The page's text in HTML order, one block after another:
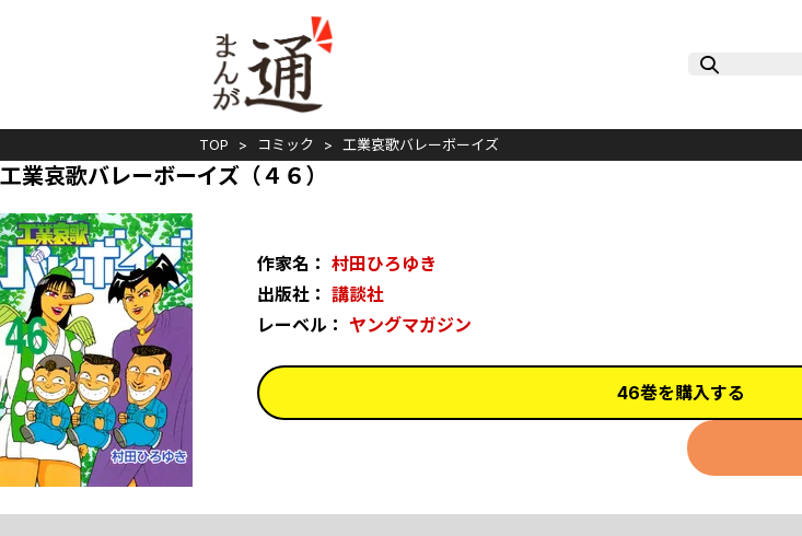
TOP コミック 工業哀歌バレーボーイズ
工業哀歌バレーボーイズ（４６）
作家名： 村田ひろゆき
出版社： 講談社
レーベル： ヤングマガジン
46巻を購入する